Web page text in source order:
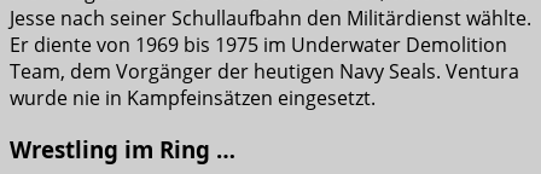
Jesse nach seiner Schullaufbahn den Militärdienst wählte.
Er diente von 1969 bis 1975 im Underwater Demolition
Team, dem Vorgänger der heutigen Navy Seals. Ventura
wurde nie in Kampfeinsätzen eingesetzt.
Wrestling im Ring …